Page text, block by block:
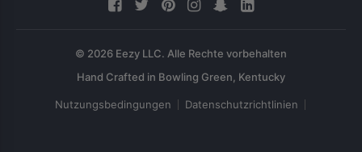
© 2026 Eezy LLC. Alle Rechte vorbehalten
Nutzungsbedingungen Datenschutzrichtlinien